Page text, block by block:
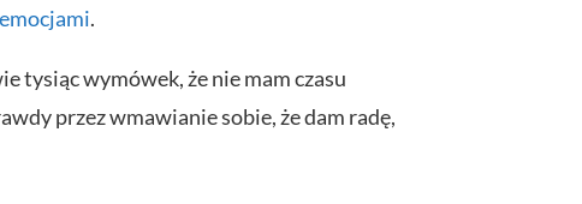
emocjami.
tysiąc wymówek, że nie mam czasu
przez wmawianie sobie, że dam radę,